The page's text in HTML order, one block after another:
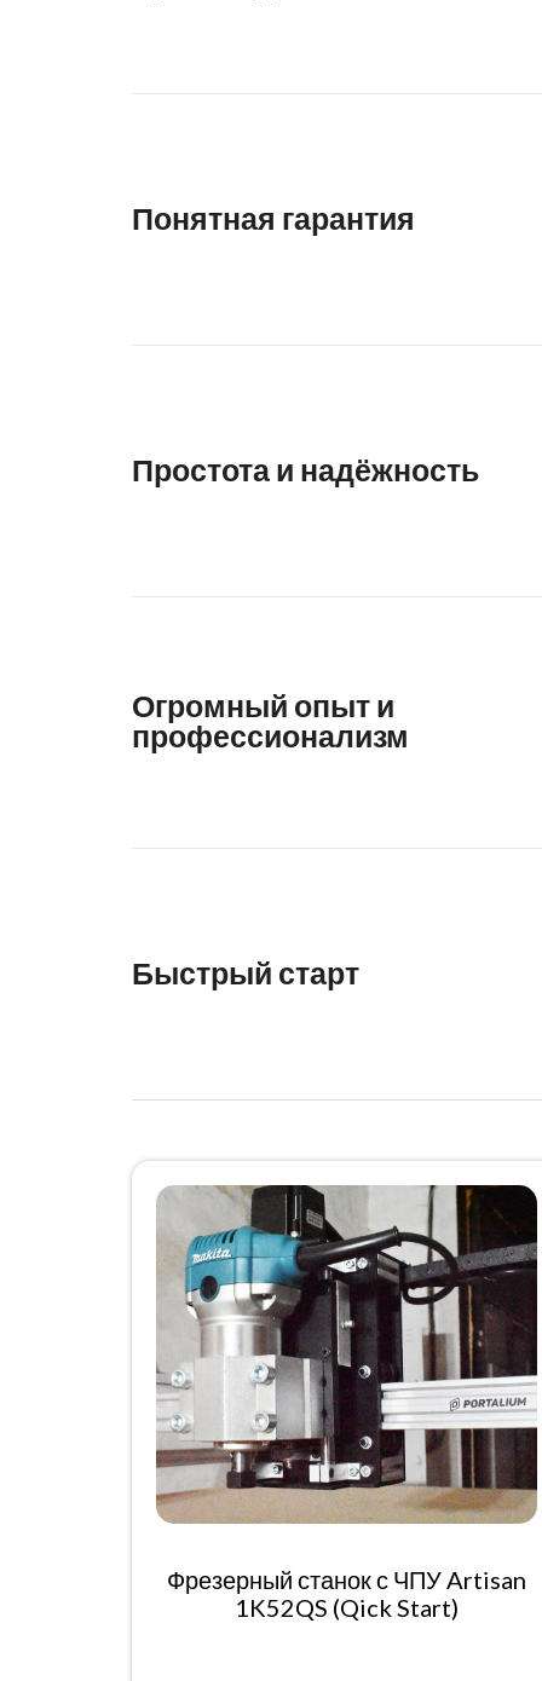
Понятная гарантия
Простота и надёжность
Огромный опыт и
профессионализм
Быстрый старт
Фрезерный станок с ЧПУ Artisan
1K52QS (Qick Start)